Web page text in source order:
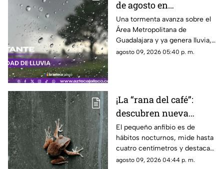
de agosto en
Guadalajara: ¿Dónde
está lloviendo y qué
zonas tienen alerta?
Una tormenta avanza sobre el
Área Metropolitana de
Guadalajara y ya genera lluvia,
actividad eléctrica y rachas de
agosto 09, 2026 05:40 p. m.
¡La “rana del café”:
descubren nueva
especie en Costa Rica
El pequeño anfibio es de
hábitos nocturnos, mide hasta
cuatro centímetros y destaca
por sus manchas verdes y su
agosto 09, 2026 04:44 p. m.